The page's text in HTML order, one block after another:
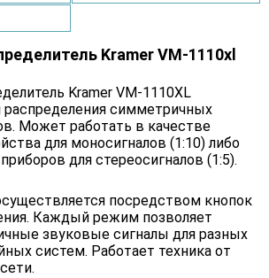
Kramer VM-1110xl
Kramer VM-1110XL
распределения симметричных
Может работать в качестве
для моносигналов (1:10) либо
для стереосигналов (1:5).
посредством кнопок
Каждый режим позволяет
звуковые сигналы для разных
систем. Работает техника от